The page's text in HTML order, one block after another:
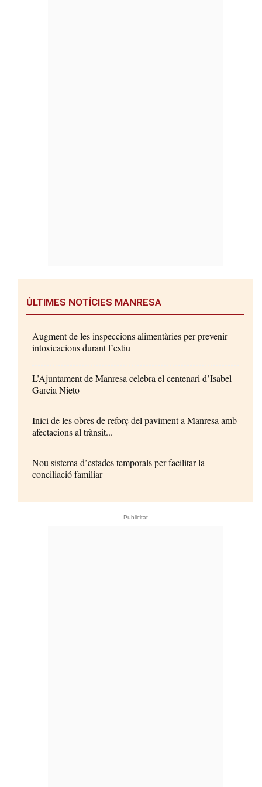
ÚLTIMES NOTÍCIES MANRESA
Augment de les inspeccions alimentàries per prevenir
intoxicacions durant l’estiu
L’Ajuntament de Manresa celebra el centenari d’Isabel
Garcia Nieto
Inici de les obres de reforç del paviment a Manresa amb
afectacions al trànsit...
Nou sistema d’estades temporals per facilitar la
conciliació familiar
- Publicitat -